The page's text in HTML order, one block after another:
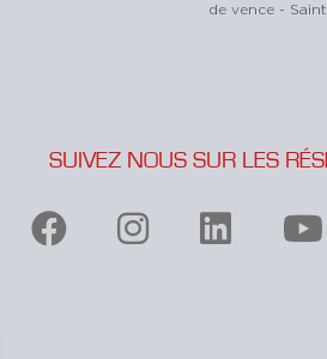
de vence -
SUIVEZ NOUS SUR LES